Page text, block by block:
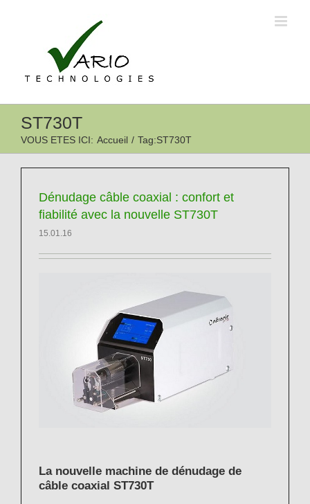
ST730T
VOUS ETES ICI: Accueil / Tag:ST730T
Dénudage câble coaxial : confort et
fiabilité avec la nouvelle ST730T
15.01.16
La nouvelle machine de dénudage de
câble coaxial ST730T